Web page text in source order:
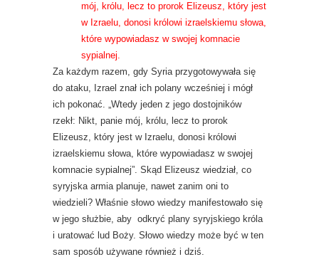
mój, królu, lecz to prorok Elizeusz, który jest
w Izraelu, donosi królowi izraelskiemu słowa,
które wypowiadasz w swojej komnacie
sypialnej.
Za każdym razem, gdy Syria przygotowywała się
do ataku, Izrael znał ich polany wcześniej i mógł
ich pokonać. „Wtedy jeden z jego dostojników
rzekł: Nikt, panie mój, królu, lecz to prorok
Elizeusz, który jest w Izraelu, donosi królowi
izraelskiemu słowa, które wypowiadasz w swojej
komnacie sypialnej”. Skąd Elizeusz wiedział, co
syryjska armia planuje, nawet zanim oni to
wiedzieli? Właśnie słowo wiedzy manifestowało się
w jego służbie, aby odkryć plany syryjskiego króla
i uratować lud Boży. Słowo wiedzy może być w ten
sam sposób używane również i dziś.